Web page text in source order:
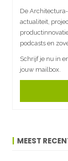
De
actualiteit,
podcasts en
Schrijf je nu in
jouw mailbox.
MEEST